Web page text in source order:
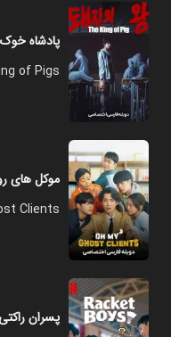
پادشاه
of Pigs
موکل های
Clients
پسران راکتی